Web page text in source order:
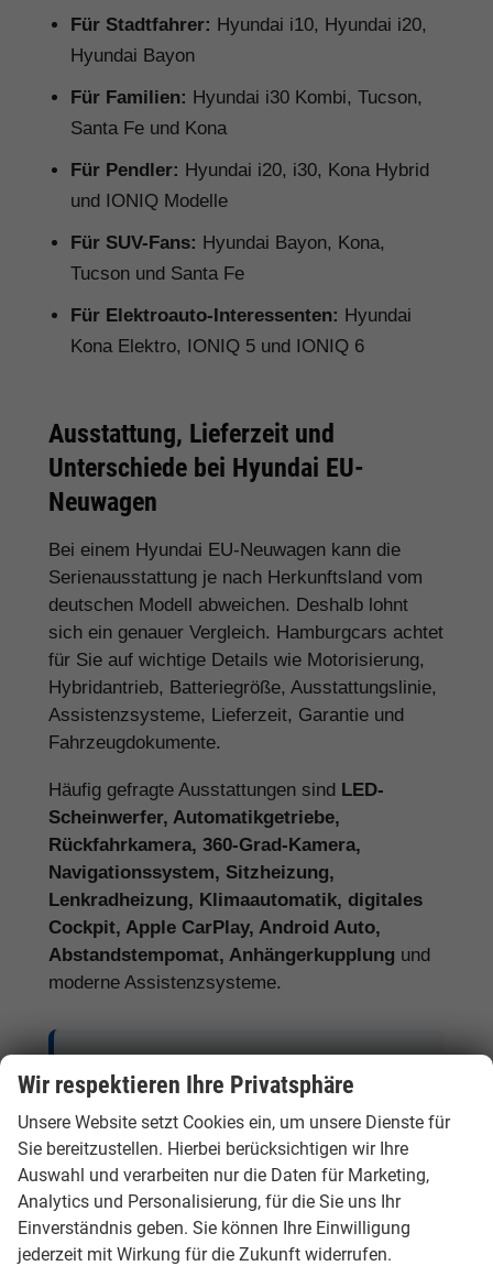
Für Stadtfahrer: Hyundai i10, Hyundai i20,
Hyundai Bayon
Für Familien: Hyundai i30 Kombi, Tucson,
Santa Fe und Kona
Für Pendler: Hyundai i20, i30, Kona Hybrid
und IONIQ Modelle
Für SUV-Fans: Hyundai Bayon, Kona,
Tucson und Santa Fe
Für Elektroauto-Interessenten: Hyundai
Kona Elektro, IONIQ 5 und IONIQ 6
Ausstattung, Lieferzeit und
Unterschiede bei Hyundai EU-
Neuwagen
Bei einem Hyundai EU-Neuwagen kann die
Serienausstattung je nach Herkunftsland vom
deutschen Modell abweichen. Deshalb lohnt
sich ein genauer Vergleich. Hamburgcars achtet
für Sie auf wichtige Details wie Motorisierung,
Hybridantrieb, Batteriegröße, Ausstattungslinie,
Assistenzsysteme, Lieferzeit, Garantie und
Fahrzeugdokumente.
Häufig gefragte Ausstattungen sind LED-
Scheinwerfer, Automatikgetriebe,
Rückfahrkamera, 360-Grad-Kamera,
Navigationssystem, Sitzheizung,
Lenkradheizung, Klimaautomatik, digitales
Cockpit, Apple CarPlay, Android Auto,
Abstandstempomat, Anhängerkupplung und
moderne Assistenzsysteme.
Neuwagen nicht nur den Kaufpreis,
sondern auch Ausstattung, Lieferzeit,
Garantieumfang und mögliche
Zusatzkosten. So erkennen Sie den
tatsächlichen Preisvorteil.
Wir respektieren Ihre Privatsphäre
Unsere Website setzt Cookies ein, um unsere Dienste für
Sie bereitzustellen. Hierbei berücksichtigen wir Ihre
Auswahl und verarbeiten nur die Daten für Marketing,
Analytics und Personalisierung, für die Sie uns Ihr
Einverständnis geben. Sie können Ihre Einwilligung
jederzeit mit Wirkung für die Zukunft widerrufen.